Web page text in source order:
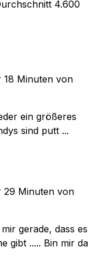
4.600
18 Minuten von
ein größeres
sind putt ...
29 Minuten von
gerade, dass es
gibt ..... Bin mir da